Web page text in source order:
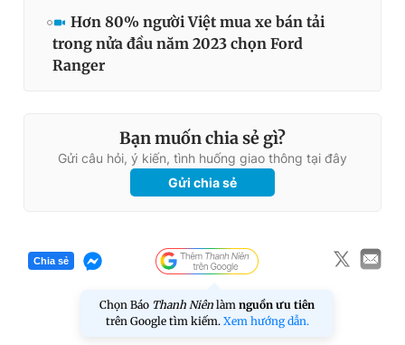
Hơn 80% người Việt mua xe bán tải
trong nửa đầu năm 2023 chọn Ford
Ranger
Bạn muốn chia sẻ gì?
Gửi câu hỏi, ý kiến, tình huống giao thông tại đây
Gửi chia sẻ
Chia sẻ
Chọn Báo Thanh Niên làm nguồn ưu tiên
trên Google tìm kiếm. Xem hướng dẫn.